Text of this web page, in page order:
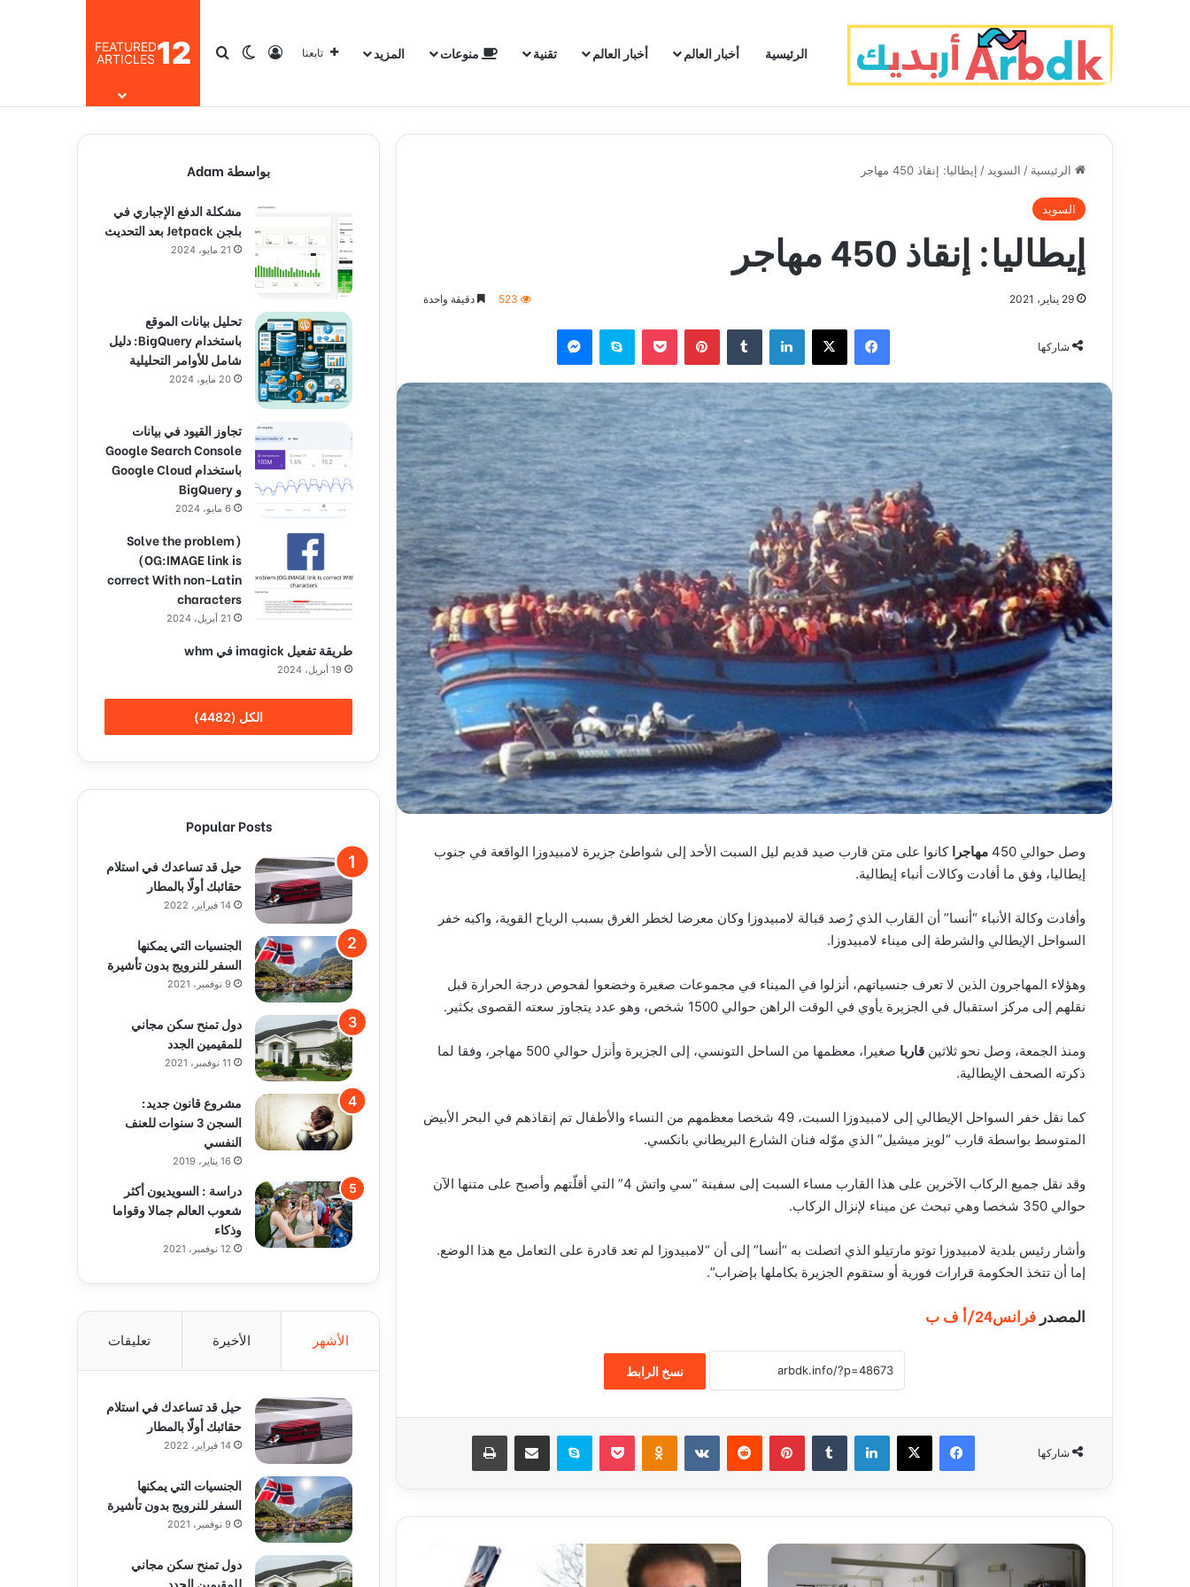
الرئيسية أخبار العالم أخبار العالم تقنية منوعات المزيد تابعنا تسجيل الدخول
الوضع المظلم
بحث عن12
FEATURED
ARTICLES
الرئيسية / السويد / إيطاليا: إنقاذ 450 مهاجر
السويد
إيطاليا: إنقاذ 450 مهاجر
29 يناير، 2021 523 دقيقة واحدة
شاركها
فيسبوك ‫X لينكدإن بينتيريست سكايب
وصل حوالي 450 مهاجراكانوا على متن قارب صيد قديم ليل السبت الأحد إلى شواطئ جزيرة لامبيدوزا الواقعة في جنوب
إيطاليا، وفق ما أفادت وكالات أنباء إيطالية.
وأفادت وكالة الأنباء “أنسا” أن القارب الذي رُصد قبالة لامبيدوزا وكان معرضا لخطر الغرق بسبب الرياح القوية، واكبه خفر
السواحل الإيطالي والشرطة إلى ميناء لامبيدوزا.
وهؤلاء المهاجرون الذين لا تعرف جنسياتهم، أنزلوا في الميناء في مجموعات صغيرة وخضعوا لفحوص درجة الحرارة قبل
نقلهم إلى مركز استقبال في الجزيرة يأوي في الوقت الراهن حوالي 1500 شخص، وهو عدد يتجاوز سعته القصوى بكثير.
ومنذ الجمعة، وصل نحو ثلاثين قاربا
صغيرا، معظمها من الساحل التونسي، إلى الجزيرة وأنزل حوالي 500 مهاجر، وفقا لما
ذكرته الصحف الإيطالية.
كما نقل خفر السواحل الإيطالي إلى لامبيدوزا السبت، 49 شخصا معظمهم من النساء والأطفال تم إنقاذهم في البحر الأبيض
المتوسط بواسطة قارب “لويز ميشيل” الذي موّله فنان الشارع البريطاني بانكسي.
وقد نقل جميع الركاب الآخرين على هذا القارب مساء السبت إلى سفينة “سي واتش 4” التي أقلّتهم وأصبح على متنها الآن
حوالي 350 شخصا وهي تبحث عن ميناء لإنزال الركاب.
وأشار رئيس بلدية لامبيدوزا توتو مارتيلو الذي اتصلت به “أنسا” إلى أن “لامبيدوزا لم تعد قادرة على التعامل مع هذا الوضع.
إما أن تتخذ الحكومة قرارات فورية أو ستقوم الجزيرة بكاملها بإضراب”.
المصدر فرانس24/أ ف ب
نسخ الرابط
شاركها
فيسبوك ‫X لينكدإن بينتيريست ‏VKontakte سكايب
ت
ب
بواسطة Adam
مشكلة الدفع الإجباري في
بلجن Jetpack بعد التحديث
21 مايو، 2024
تحليل بيانات الموقع
باستخدام BigQuery: دليل
شامل للأوامر التحليلية
20 مايو، 2024
تجاوز القيود في بيانات
Google Search Console
باستخدام Google Cloud
و BigQuery
6 مايو، 2024
(Solve the problem
(OG:IMAGE link is
correct With non-Latin
characters
21 أبريل، 2024
طريقة تفعيل imagick في whm
19 أبريل، 2024
الكل (4482)
Popular Posts
حيل قد تساعدك في استلام
حقائبك أولًا بالمطار
14 فبراير، 2022
الجنسيات التي يمكنها
السفر للنرويج بدون تأشيرة
9 نوفمبر، 2021
دول تمنح سكن مجاني
للمقيمين الجدد
11 نوفمبر، 2021
مشروع قانون جديد:
السجن 3 سنوات للعنف
النفسي
16 يناير، 2019
دراسة : السويديون أكثر
شعوب العالم جمالا وقواما
وذكاء
12 نوفمبر، 2021
الأشهر الأخيرة تعليقات
حيل قد تساعدك في استلام
حقائبك أولًا بالمطار
14 فبراير، 2022
الجنسيات التي يمكنها
السفر للنرويج بدون تأشيرة
9 نوفمبر، 2021
دول تمنح سكن مجاني
للمقيمين الجدد